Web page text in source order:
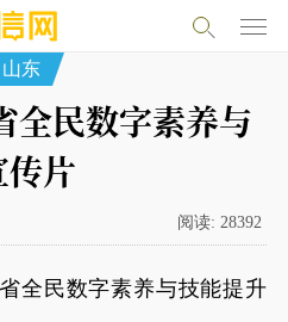
山东
全民数字素养与
片
阅读: 28392
全民数字素养与技能提升